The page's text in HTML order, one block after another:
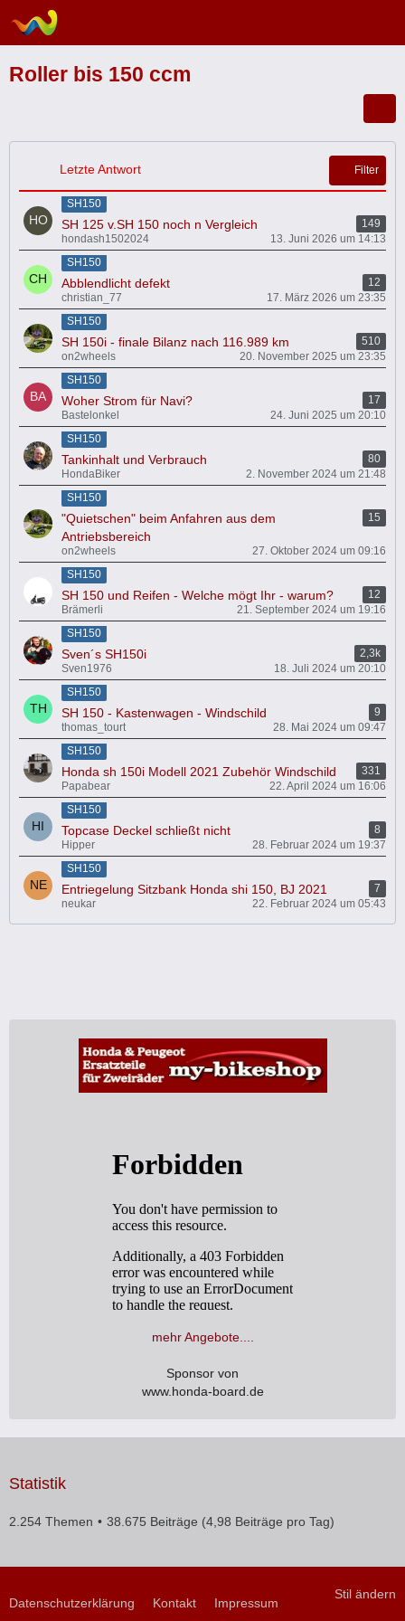
Roller bis 150 ccm
Letzte Antwort Filter
SH150
SH 125 v.SH 150 noch n Vergleich
149
hondash1502024
13. Juni 2026 um 14:13
SH150
Abblendlicht defekt
12
christian_77
17. März 2026 um 23:35
SH150
SH 150i - finale Bilanz nach 116.989 km
510
on2wheels
20. November 2025 um 23:35
SH150
Woher Strom für Navi?
17
Bastelonkel
24. Juni 2025 um 20:10
SH150
Tankinhalt und Verbrauch
80
HondaBiker
2. November 2024 um 21:48
SH150
"Quietschen" beim Anfahren aus dem
Antriebsbereich
15
on2wheels
27. Oktober 2024 um 09:16
SH150
SH 150 und Reifen - Welche mögt Ihr - warum?
12
Brämerli
21. September 2024 um 19:16
SH150
Sven´s SH150i
2,3k
Sven1976
18. Juli 2024 um 20:10
SH150
SH 150 - Kastenwagen - Windschild
9
thomas_tourt
28. Mai 2024 um 09:47
SH150
Honda sh 150i Modell 2021 Zubehör Windschild
331
Papabear
22. April 2024 um 16:06
SH150
Topcase Deckel schließt nicht
8
Hipper
28. Februar 2024 um 19:37
SH150
Entriegelung Sitzbank Honda shi 150, BJ 2021
7
neukar
22. Februar 2024 um 05:43
mehr Angebote....
Sponsor von
www.honda-board.de
Statistik
2.254 Themen 38.675 Beiträge (4,98 Beiträge pro Tag)
Stil ändern
Datenschutzerklärung Kontakt Impressum